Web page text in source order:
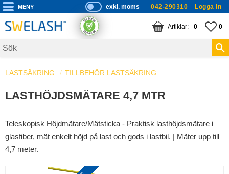
Meny
P
ri
s
s
s
exkl. moms 042-290310 Logga in
0
KUNDVAGN
ANTAL 0
LASTSÄKRING TILLBEHÖR LASTSÄKRING
LASTHÖJDSMÄTARE 4,7 MTR
Teleskopisk Höjdmätare/Mätsticka - Praktisk lasthöjdsmätare i
glasfiber, mät enkelt höjd på last och gods i lastbil. | Mäter upp till
4,7 meter.